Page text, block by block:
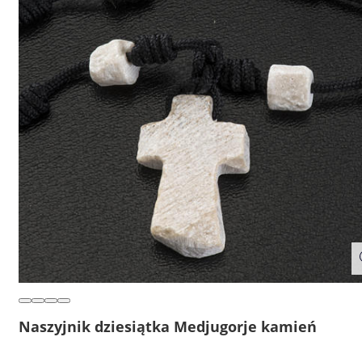
Naszyjnik dziesiątka Medjugorje kamień